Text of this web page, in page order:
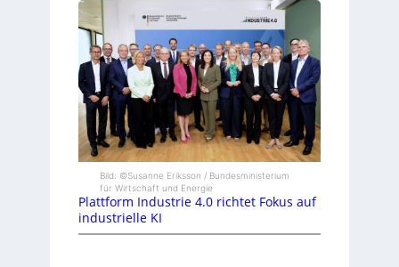
Bild: ©Susanne Eriksson / Bundesministerium
für Wirtschaft und Energie
Plattform Industrie 4.0 richtet Fokus auf
industrielle KI